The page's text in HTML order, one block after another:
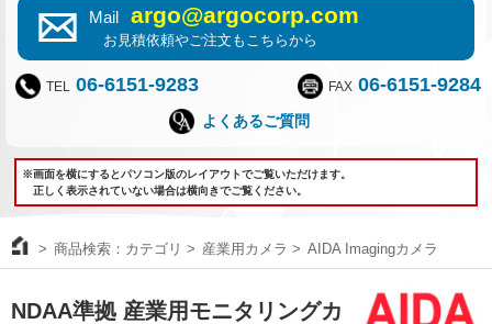
Mail argo@argocorp.com
お見積依頼やご注文もこちらから
TEL 06-6151-9283 FAX 06-6151-9284
よくあるご質問
※画面を横にするとパソコン版のレイアウトでご覧いただけます。
正しく表示されていない場合は横向きでご覧ください。
商品検索：カテゴリ 産業用カメラ AIDA Imagingカメラ
NDAA準拠 産業用モニタリングカ